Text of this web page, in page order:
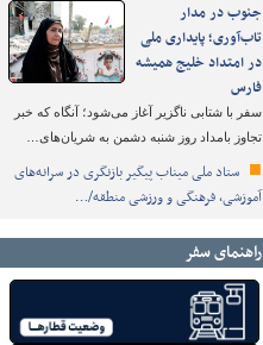
جنوب در مدار
تاب‌آوری؛ پایداری ملی
در امتداد خلیج همیشه
فارس
سفر با شتابی ناگزیر آغاز می‌شود؛ آنگاه که خبر
تجاوز بامداد روز شنبه دشمن به شریان‌های…
ستاد ملی میناب پیگیر بازنگری در سرانه‌های
آموزشی، فرهنگی و ورزشی منطقه/…
راهنمای سفر